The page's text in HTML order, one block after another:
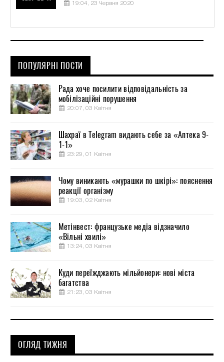
19:04, 23 Червня 2020
ПОПУЛЯРНІ ПОСТИ
Рада хоче посилити відповідальність за
мобілізаційні порушення
20:07, 03 Квітня
Шахраї в Telegram видають себе за «Аптека 9-
1-1»
23:29, 01 Квітня
Чому виникають «мурашки по шкірі»: пояснення
реакції організму
19:03, 02 Квітня
Метінвест: французьке медіа відзначило
«Вільні хвилі»
13:24, 03 Квітня
Куди переїжджають мільйонери: нові міста
багатства
21:23, 03 Квітня
ОГЛЯД ТИЖНЯ